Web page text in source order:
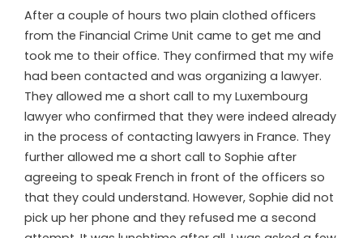
After a couple of hours two plain clothed officers
from the Financial Crime Unit came to get me and
took me to their office. They confirmed that my wife
had been contacted and was organizing a lawyer.
They allowed me a short call to my Luxembourg
lawyer who confirmed that they were indeed already
in the process of contacting lawyers in France. They
further allowed me a short call to Sophie after
agreeing to speak French in front of the officers so
that they could understand. However, Sophie did not
pick up her phone and they refused me a second